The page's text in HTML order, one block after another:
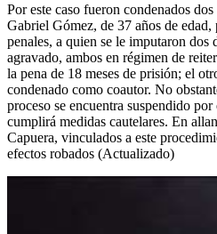
Por este caso fueron condenados
Gabriel Gómez, de 37 años de edad,
penales, a quien se le imputaron dos
agravado, ambos en régimen de
la pena de 18 meses de prisión; el
condenado como coautor. No
proceso se encuentra suspendido
cumplirá medidas cautelares. En
Capuera, vinculados a este
efectos robados (Actualizado)